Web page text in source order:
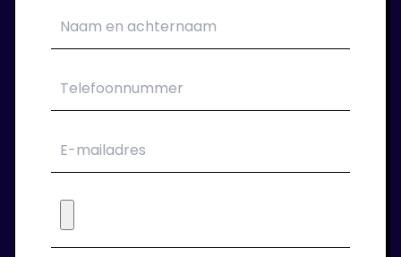
kan je aan de slag bij je nieuwe
passend contract.
6. Wij blijven klaar staan!
Tijdens de periode dat je bij ons in dienst bent
houden we regelmatig contact. We staan